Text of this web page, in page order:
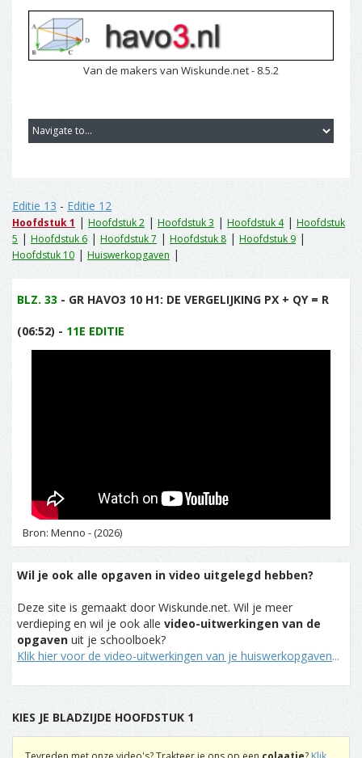
Van de makers van Wiskunde.net - 8.5.2
Editie 13 - Editie 12
Hoofdstuk 1 | Hoofdstuk 2 | Hoofdstuk 3 | Hoofdstuk 4| Hoofdstuk
5 | Hoofdstuk 6 | Hoofdstuk 7 | Hoofdstuk 8 | Hoofdstuk 9 |
Hoofdstuk 10 | Huiswerkopgaven |
BLZ. 33 - GR HAVO3 10 H1: DE VERGELIJKING PX + QY = R
(06:52) - 11E EDITIE
Bron: Menno - (2026)
Wil je ook alle opgaven in video uitgelegd hebben?
Deze site is gemaakt door Wiskunde.net. Wil je meer
verdieping en wil je ook alle video-uitwerkingen van de
opgaven uit je schoolboek?
Klik hier voor de video-uitwerkingen van je huiswerkopgaven...
KIES JE BLADZIJDE HOOFDSTUK 1